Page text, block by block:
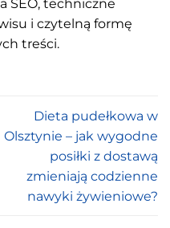
SEO, techniczne
i czytelną formę
treści.
Dieta pudełkowa w
Olsztynie – jak wygodne
posiłki z dostawą
zmieniają codzienne
nawyki żywieniowe?